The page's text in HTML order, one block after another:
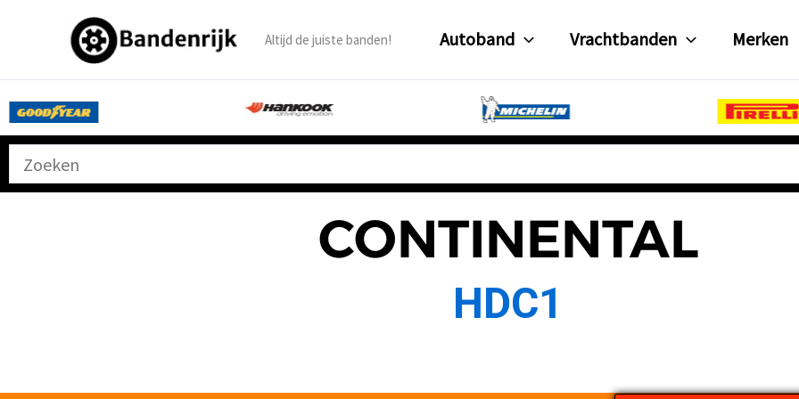
inhoud
Altijd de juiste banden! Autoband Vrachtbanden Merken
CONTINENTAL
HDC1